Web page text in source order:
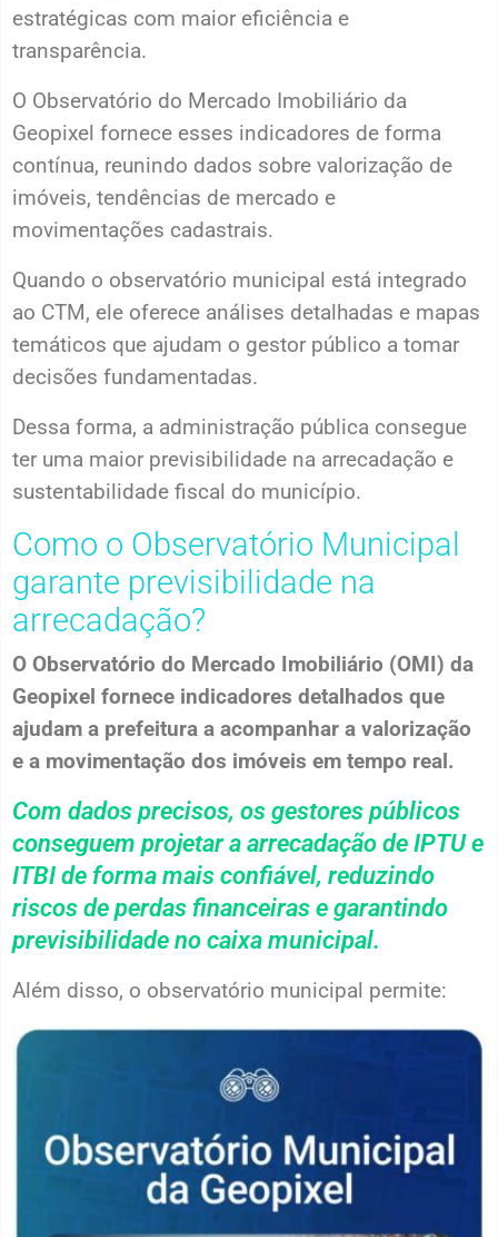
estratégicas com maior eficiência e
transparência.
O Observatório do Mercado Imobiliário da
Geopixel fornece esses indicadores de forma
contínua, reunindo dados sobre valorização de
imóveis, tendências de mercado e
movimentações cadastrais.
Quando o observatório municipal está integrado
ao CTM, ele oferece análises detalhadas e mapas
temáticos que ajudam o gestor público a tomar
decisões fundamentadas.
Dessa forma, a administração pública consegue
ter uma maior previsibilidade na arrecadação e
sustentabilidade fiscal do município.
Como o Observatório Municipal
garante previsibilidade na
arrecadação?
O Observatório do Mercado Imobiliário (OMI) da
Geopixel fornece indicadores detalhados que
ajudam a prefeitura a acompanhar a valorização
e a movimentação dos imóveis em tempo real.
Com dados precisos, os gestores públicos
conseguem projetar a arrecadação de IPTU e
ITBI de forma mais confiável, reduzindo
riscos de perdas financeiras e garantindo
previsibilidade no caixa municipal.
Além disso, o observatório municipal permite: